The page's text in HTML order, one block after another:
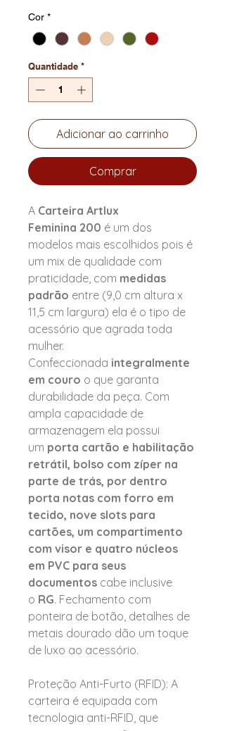
Cor *
Quantidade *
Adicionar ao carrinho
Comprar
A Carteira Artlux
Feminina 200 é um dos
modelos mais escolhidos pois é
um mix de qualidade com
praticidade, com medidas
padrão entre (9,0 cm altura x
11,5 cm largura) ela é o tipo de
acessório que agrada toda
mulher.
Confeccionada integralmente
em couro o que garanta
durabilidade da peça. Com
ampla capacidade de
armazenagem ela possui
um porta cartão e habilitação
retrátil, bolso com zíper na
parte de trás, por dentro
porta notas com forro em
tecido, nove slots para
cartões, um compartimento
com visor e quatro núcleos
em PVC para seus
documentos cabe inclusive
o RG. Fechamento com
ponteira de botão, detalhes de
metais dourado dão um toque
de luxo ao acessório.
Proteção Anti-Furto (RFID): A
carteira é equipada com
tecnologia anti-RFID, que